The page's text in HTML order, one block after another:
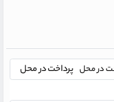
پرداخت در محل